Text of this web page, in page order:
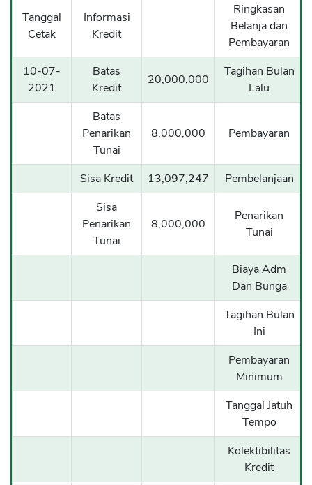
Tanggal
Cetak
Informasi
Kredit
Ringkasan
Belanja dan
Pembayaran
10-07-
2021
Batas
Kredit
20,000,000
Tagihan Bulan
Lalu
Batas
Penarikan
Tunai
8,000,000 Pembayaran
Sisa Kredit 13,097,247
Pembelanjaan
Sisa
Penarikan
Tunai
8,000,000
Penarikan
Tunai
Biaya Adm
Dan Bunga
Tagihan Bulan
Ini
Pembayaran
Minimum
Tanggal Jatuh
Tempo
Kolektibilitas
Kredit